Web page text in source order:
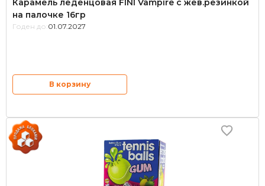
Карамель леденцовая FINI Vampire с жев.резинкой
на палочке 16гр
Годен до: 01.07.2027
В корзину